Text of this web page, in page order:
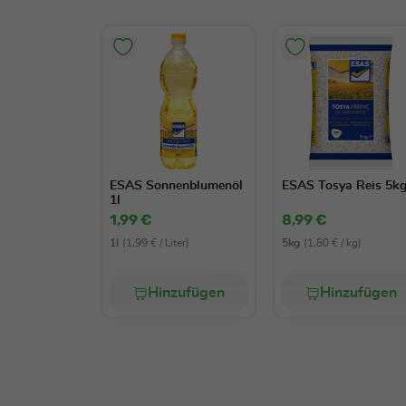
ESAS Sonnenblumenöl
1l
1,99 €
1l (1,99 € / Liter)
Hinzufügen
ESAS Tosya Reis 5kg
8,99 €
5kg (1,80 € / kg)
Hinzufügen